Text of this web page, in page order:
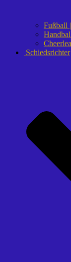
Fußball
Schiedsrichter